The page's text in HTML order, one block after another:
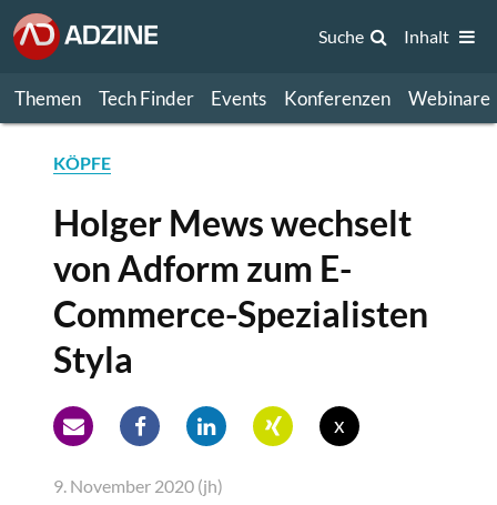
Themen Tech Finder Events Konferenzen Webinare
Suche Inhalt
KÖPFE
Holger Mews wechselt
von Adform zum E-
Commerce-Spezialisten
Styla
x
9. November 2020 (jh)